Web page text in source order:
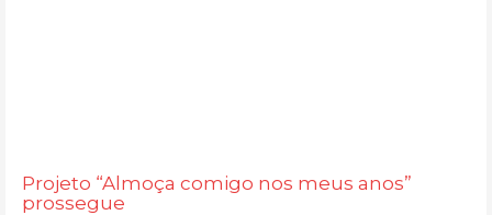
Projeto “Almoça comigo nos meus anos”
prossegue